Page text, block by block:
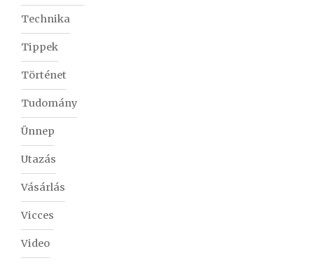
Technika
Tippek
Történet
Tudomány
Ünnep
Utazás
Vásárlás
Vicces
Video